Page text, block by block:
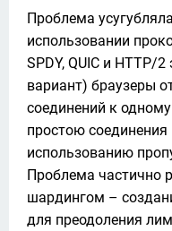
Проблема
использовании
SPDY, QUIC и HTTP/
вариант) браузеры
соединений к
простою
использованию
Проблема частично
шардингом –
для преодоления